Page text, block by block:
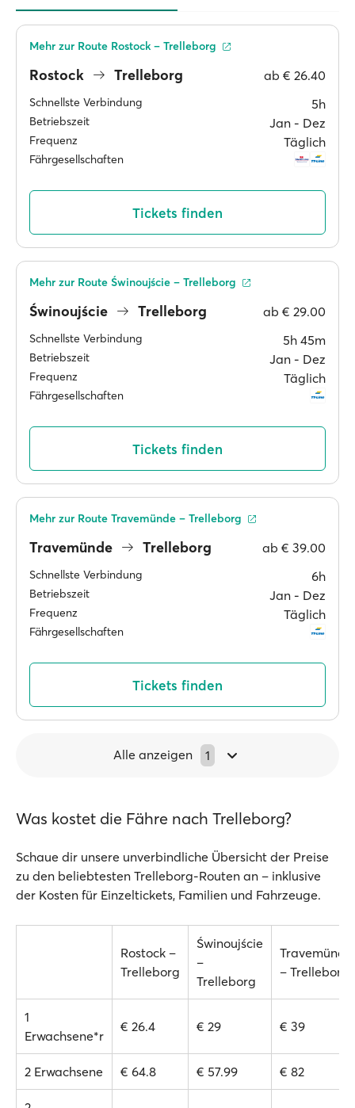
Rostock Trelleborg ab € 26.40
Schnellste Verbindung 5h
Betriebszeit Jan ‐ Dez
Frequenz Täglich
Fährgesellschaften
Mehr zur Route Rostock – Trelleborg
Tickets finden
Świnoujście Trelleborg ab € 29.00
Schnellste Verbindung 5h 45m
Betriebszeit Jan ‐ Dez
Frequenz Täglich
Fährgesellschaften
Mehr zur Route Świnoujście – Trelleborg
Tickets finden
Travemünde Trelleborg ab € 39.00
Schnellste Verbindung 6h
Betriebszeit Jan ‐ Dez
Frequenz Täglich
Fährgesellschaften
Mehr zur Route Travemünde – Trelleborg
Tickets finden
Alle anzeigen 1
Was kostet die Fähre nach Trelleborg?
Schaue dir unsere unverbindliche Übersicht der Preise
zu den beliebtesten Trelleborg-Routen an – inklusive
der Kosten für Einzeltickets, Familien und Fahrzeuge.
Rostock –
Trelleborg
Świnoujście
–
Trelleborg
Travemünde
– Trelleborg
1
Erwachsene*r
€ 26.4 € 29 € 39
2 Erwachsene € 64.8 € 57.99 € 82